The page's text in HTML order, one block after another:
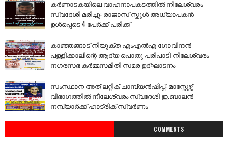
കർണാടകയിലെ വാഹനാപകടത്തിൽ നീലേശ്വരം
സ്വദേശി മരിച്ചു: രാജാസ് സ്കൂൾ അധ്യാപകൻ
ഉൾപ്പെടെ 4 പേർക്ക് പരിക്ക്
കാഞ്ഞങ്ങാട് നിയുക്ത എംഎൽഎ ഗോവിന്ദൻ
പള്ളിക്കാലിന്റെ ആദ്യ പൊതു പരിപാടി നീലേശ്വരം
നഗരസഭ കർമ്മസമിതി സമര ഉദ്ഘാടനം
സംസ്ഥാന അത് ലറ്റിക് ചാമ്പ്യൻഷിപ്പ്: മാസ്റ്റേഴ്സ്
വിഭാഗത്തിൽ നീലേശ്വരം സ്വദേശി ഇ.ബാലൻ
നമ്പ്യാർക്ക് ഹാട്രിക് സ്വർണം
COMMENTS